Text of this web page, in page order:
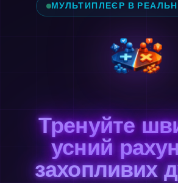
МУЛЬТИПЛЕЄР В
Тренуйте
усний
захопливих